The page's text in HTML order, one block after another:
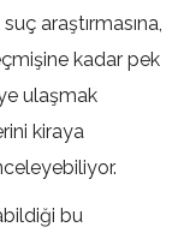
araştırmasına,
kadar pek
ulaşmak
kiraya
bu